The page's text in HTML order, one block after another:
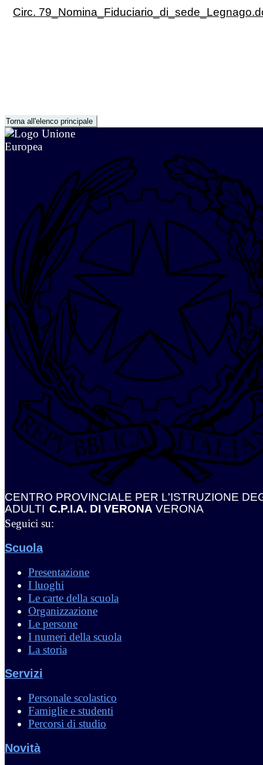
Circ.
Torna all'elenco principale
CENTRO PROVINCIALE PER L'ISTRUZIONE
ADULTI C.P.I.A. DI VERONA VERONA
Seguici su:
Scuola
Presentazione
I luoghi
Le carte della scuola
Organizzazione
Le persone
I numeri della scuola
La storia
Servizi
Personale scolastico
Famiglie e studenti
Percorsi di studio
Novità